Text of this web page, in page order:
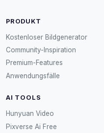
PRODUKT
Kostenloser Bildgenerator
Community-Inspiration
Premium-Features
Anwendungsfälle
AI TOOLS
Hunyuan Video
Pixverse Ai Free